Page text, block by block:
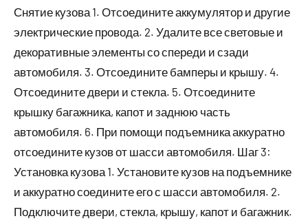
Снятие кузова 1. Отсоедините аккумулятор и другие
электрические провода. 2. Удалите все световые и
декоративные элементы со спереди и сзади
автомобиля. 3. Отсоедините бамперы и крышу. 4.
Отсоедините двери и стекла. 5. Отсоедините
крышку багажника, капот и заднюю часть
автомобиля. 6. При помощи подъемника аккуратно
отсоедините кузов от шасси автомобиля. Шаг 3:
Установка кузова 1. Установите кузов на подъемнике
и аккуратно соедините его с шасси автомобиля. 2.
Подключите двери, стекла, крышу, капот и багажник.